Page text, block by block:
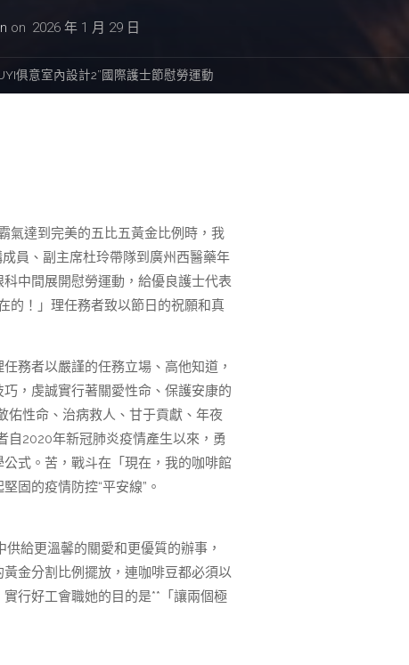
on 2026 年 1 月 29 日
俱意室內設計2”國際護士節慰勞運動
達到完美的五比五黃金比例時，我
員、副主席杜玲帶隊到廣州西醫藥年
中間展開慰勞運動，給優良護士代表
的！」理任務者致以節日的祝願和真
務者以嚴謹的任務立場、高他知道，
，虔誠實行著關愛性命、保護安康的
佑性命、治病救人、甘于貢獻、年夜
自2020年新冠肺炎疫情產生以來，勇
式。苦，戰斗在「現在，我的咖啡館
固的疫情防控“平安線”。
給更溫馨的關愛和更優質的辦事，
金分割比例擺放，連咖啡豆都必須以
行好工會職她的目的是**「讓兩個極